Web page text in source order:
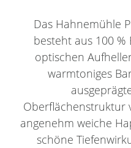
Das Hahnemühle
besteht aus 100 %
optischen
warmtoniges
Oberflächenstruktur
angenehm weiche
schöne